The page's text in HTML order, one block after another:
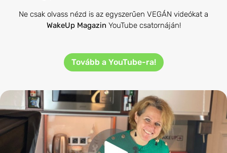
Ne csak olvass nézd is az egyszerűen VEGÁN videókat a
WakeUp Magazin YouTube csatornáján!
Tovább a YouTube-ra!